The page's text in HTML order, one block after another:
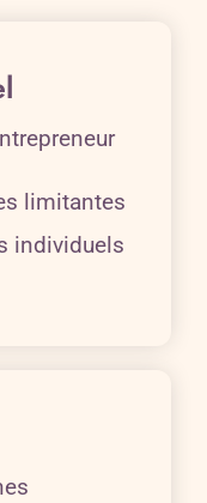
limitantes
individuels